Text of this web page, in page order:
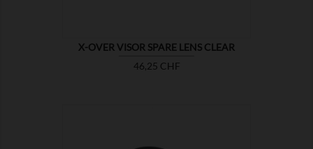
X-OVER VISOR SPARE LENS CLEAR
Preis
46,25 CHF